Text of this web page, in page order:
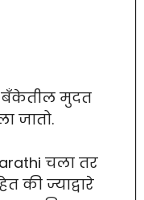
बँकेतील मुदत
जातो.
चला तर
की ज्याद्वारे